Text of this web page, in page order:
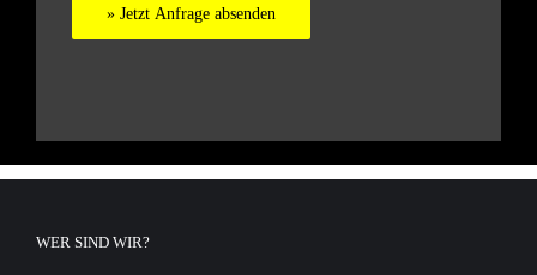
WER SIND WIR?